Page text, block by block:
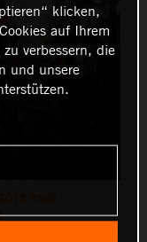
klicken,
auf Ihrem
verbessern, die
und unsere